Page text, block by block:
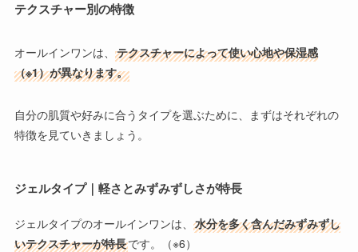
テクスチャー別の特徴
オールインワンは、 テクスチャーによって使い心地や保湿感
（※1）が異なります。
自分の肌質や好みに合うタイプを選ぶために、まずはそれぞれの
特徴を見ていきましょう。
ジェルタイプ｜軽さとみずみずしさが特長
ジェルタイプのオールインワンは、 水分を多く含んだみずみずし
いテクスチャーが特長です。（※6）